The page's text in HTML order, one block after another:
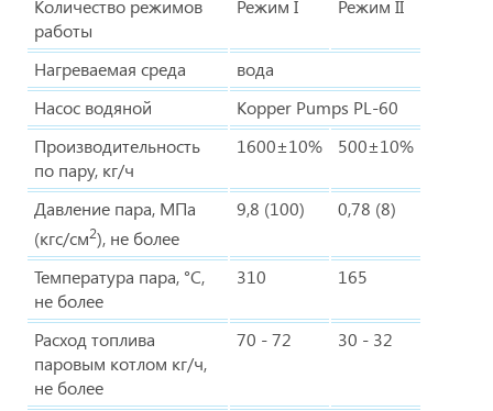
Количество режимов
работы
Режим I Режим II
Нагреваемая среда
вода
Насос водяной
Kopper Pumps PL-60
Производительность
по пару, кг/ч
1600±10% 500±10%
Давление пара, МПа
(кгс/см2), не более
9,8 (100) 0,78 (8)
Температура пара, °С,
не более
310 165
Расход топлива
паровым котлом кг/ч,
не более
70 - 72 30 - 32